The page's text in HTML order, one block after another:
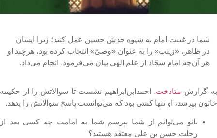
شما در غیبت امام به شیوه جدش حسین عمل کنید؛ زیرا ایشان
در ظاهر، «زینب» را به عنوان «وصیّ» انتخاب کرده بود، هرچند او
هر آن‌چه امام سجّاد از علم الهی بیان می‌فرمود، انجام می‌داد.
گزارش متادخت، احمد‌ابن‌ابراهیم نشست تا سوالاتش را از حکیمه
بپرسد، او تنها کسی بود که می‌توانست پاسخ سوالاتش را بدهد.
بانو می‌توانم از شما بپرسم شما به امامت چه کسی بعد از
رحلت حسن بن علی معتقد هستید؟